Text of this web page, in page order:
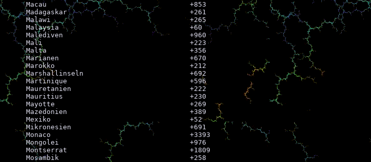
Macau					+853
Madagaskar				+261
Malawi					+265
Malaysia				+60
Malediven				+960
Mali					+223
Malta					+356
Marianen				+670
Marokko					+212
Marshallinseln				+692
Martinique				+596
Mauretanien				+222
Mauritius				+230
Mayotte					+269
Mazedonien				+389
Mexiko					+52
Mikronesien				+691
Monaco					+3393
Mongolei				+976
Montserrat				+1809
Mosambik				+258